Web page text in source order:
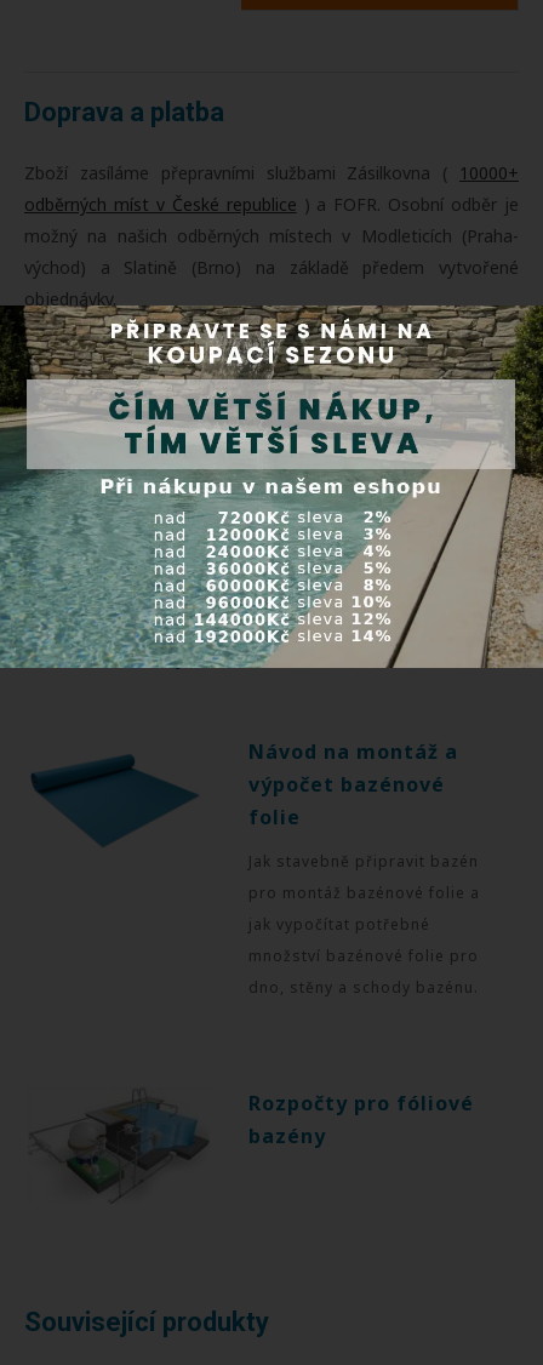
Doprava a platba
Zboží zasíláme přepravními službami Zásilkovna (
10000+
odběrných míst v České republice ) a FOFR. Osobní odběr je
možný na našich odběrných místech v Modleticích (Praha-
východ) a Slatině (Brno) na základě předem vytvořené
objednávky.
Doprava je ZDARMA při objednávce zboží nad 5000 Kč.
Platbu můžete realizovat dobírkou, online platební
kartou, převodem na účet nebo přes PayPal. Při osobním
vyzvednutí je možná platba v hotovosti a platební kartou.
O termínu dodání Vám ochotně poradíme na tel. čísle
+420
723 355 306.
Detailnější informace o způsobech dopravy naleznete v sekci
Obchodní podmínky.
Užitečné rady
Návod na montáž a
výpočet bazénové
folie
Jak stavebně připravit bazén
pro montáž bazénové folie a
jak vypočítat potřebné
množství bazénové folie pro
dno, stěny a schody bazénu.
Rozpočty pro fóliové
bazény
Související produkty